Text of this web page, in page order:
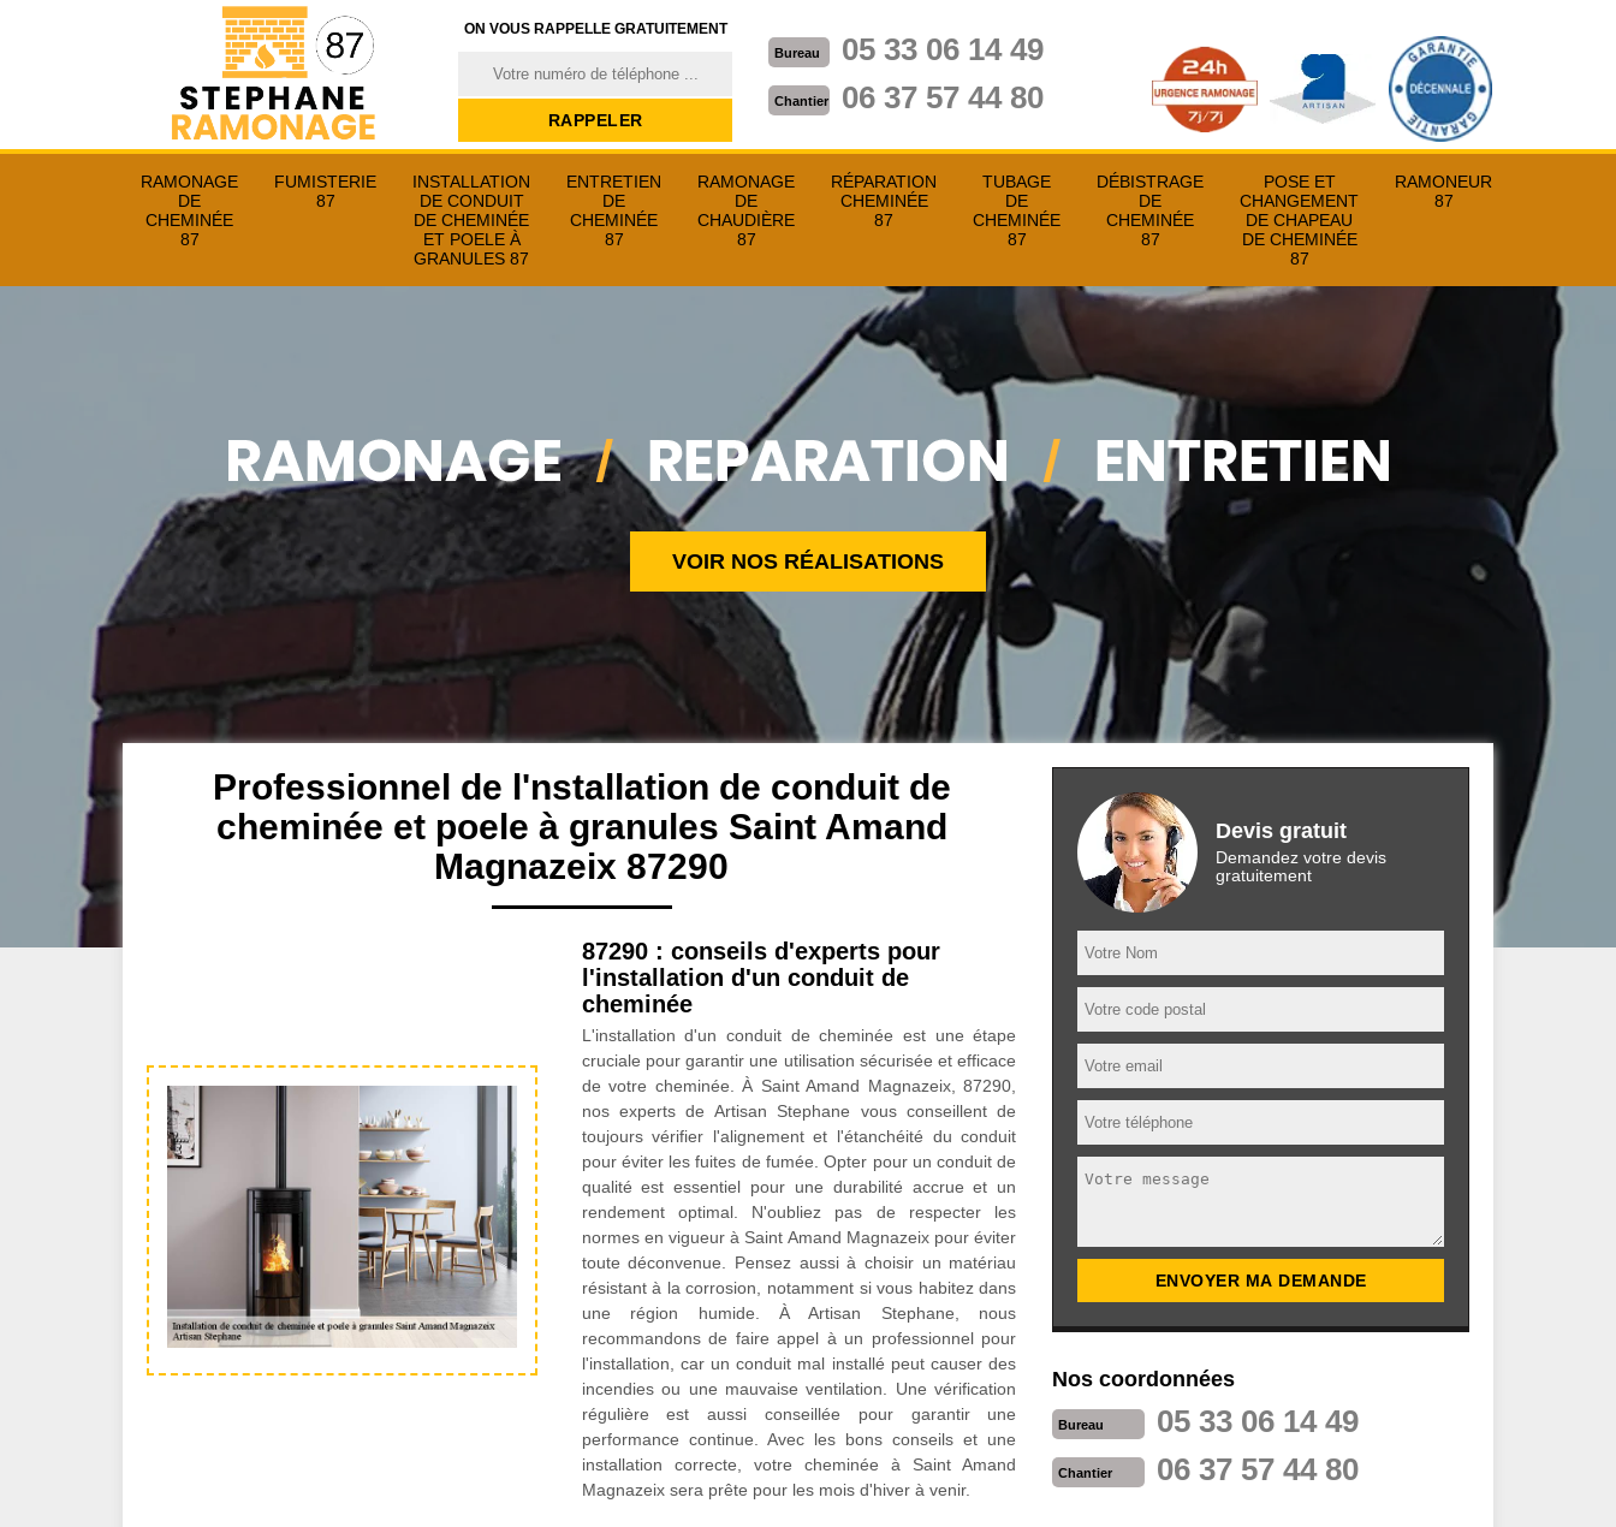
ON VOUS RAPPELLE GRATUITEMENT
Bureau 05 33 06 14 49
Chantier 06 37 57 44 80
RAMONAGE
DE
CHEMINÉE
87
FUMISTERIE
87
INSTALLATION
DE CONDUIT
DE CHEMINÉE
ET POELE À
GRANULES 87
ENTRETIEN
DE
CHEMINÉE
87
RAMONAGE
DE
CHAUDIÈRE
87
RÉPARATION
CHEMINÉE
87
TUBAGE
DE
CHEMINÉE
87
DÉBISTRAGE
DE
CHEMINÉE
87
POSE ET
CHANGEMENT
DE CHAPEAU
DE CHEMINÉE
87
RAMONEUR
87
VOIR NOS RÉALISATIONS
Professionnel de l'nstallation de conduit de
cheminée et poele à granules Saint Amand
Magnazeix 87290
87290 : conseils d'experts pour
l'installation d'un conduit de
cheminée
L'installation d'un conduit de cheminée est une étape
cruciale pour garantir une utilisation sécurisée et efficace
de votre cheminée. À Saint Amand Magnazeix, 87290,
nos experts de Artisan Stephane vous conseillent de
toujours vérifier l'alignement et l'étanchéité du conduit
pour éviter les fuites de fumée. Opter pour un conduit de
qualité est essentiel pour une durabilité accrue et un
rendement optimal. N'oubliez pas de respecter les
normes en vigueur à Saint Amand Magnazeix pour éviter
toute déconvenue. Pensez aussi à choisir un matériau
résistant à la corrosion, notamment si vous habitez dans
une région humide. À Artisan Stephane, nous
recommandons de faire appel à un professionnel pour
l'installation, car un conduit mal installé peut causer des
incendies ou une mauvaise ventilation. Une vérification
régulière est aussi conseillée pour garantir une
performance continue. Avec les bons conseils et une
installation correcte, votre cheminée à Saint Amand
Magnazeix sera prête pour les mois d'hiver à venir.
Devis gratuit
Demandez votre devis
gratuitement
Nos coordonnées
Bureau 05 33 06 14 49
Chantier 06 37 57 44 80